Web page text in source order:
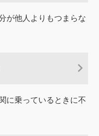
が他人よりもつまらな
に乗っているときに不